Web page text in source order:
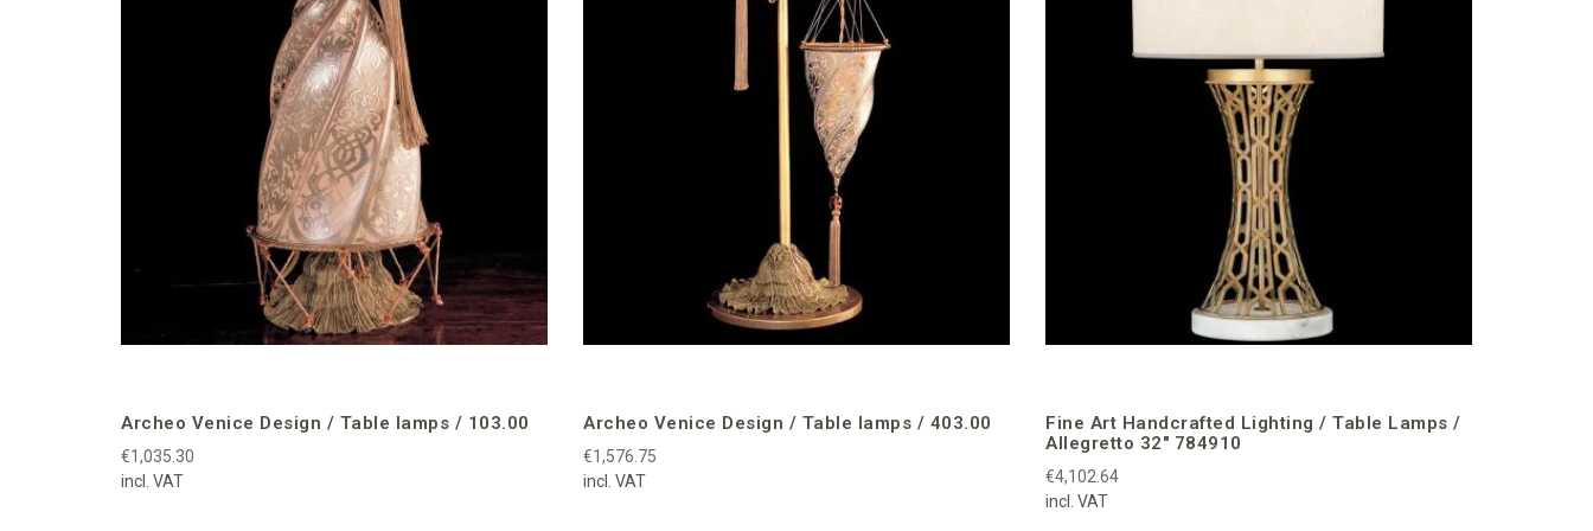
Archeo Venice Design / Table lamps / 103.00
€1,035.30
incl. VAT
Archeo Venice Design / Table lamps / 403.00
€1,576.75
incl. VAT
Fine Art Handcrafted Lighting / Table Lamps /
Allegretto 32″ 784910
€4,102.64
incl. VAT